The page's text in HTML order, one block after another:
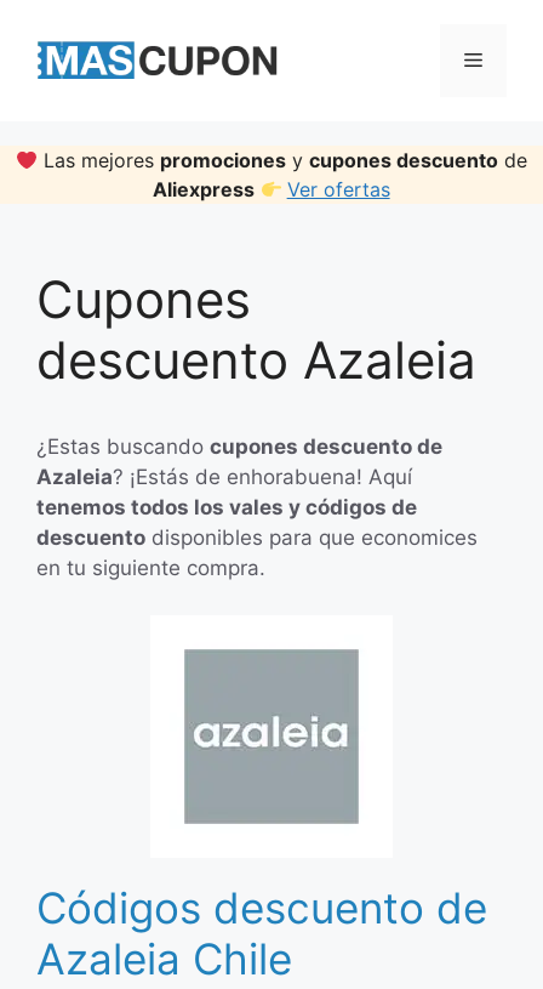
content
Menu
Las mejores promociones ycupones descuento de
Aliexpress
Ver ofertas
Cupones
descuento Azaleia
¿Estas buscando cupones descuento de
Azaleia? ¡Estás de enhorabuena! Aquí
tenemos todos los vales y códigos de
descuento disponibles para que economices
en tu siguiente compra.
Códigos descuento de
Azaleia Chile